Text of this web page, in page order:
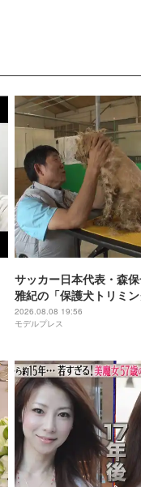
サッカー日本代表・森
雅紀の「保護犬トリミ
リームチームで心込めて
テレビ49】
2026.08.08 19:56
モデルプレス